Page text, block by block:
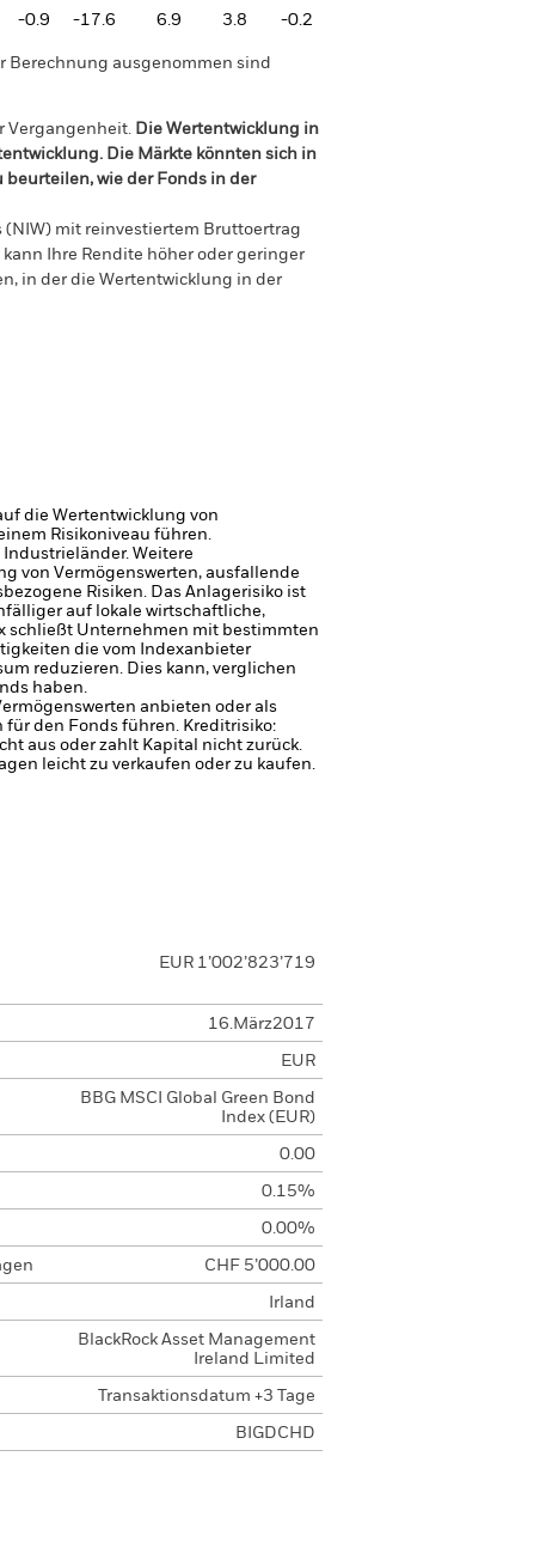
-0.9 -17.6 6.9 3.8 -0.2
Berechnung ausgenommen sind
Vergangenheit. Die Wertentwicklung in
Die Märkte könnten sich in
wie der Fonds in der
mit reinvestiertem Bruttoertrag
Ihre Rendite höher oder geringer
in der die Wertentwicklung in der
die Wertentwicklung von
Risikoniveau führen.
Weitere
von Vermögenswerten, ausfallende
Risiken. Das Anlagerisiko ist
auf lokale wirtschaftliche,
schließt Unternehmen mit bestimmten
die vom Indexanbieter
reduzieren. Dies kann, verglichen
haben.
anbieten oder als
für den Fonds führen. Kreditrisiko:
aus oder zahlt Kapital nicht zurück.
leicht zu verkaufen oder zu kaufen.
EUR 1’002’823’719
16.März2017
EUR
BBG MSCI Global Green Bond
Index (EUR)
0.00
0.15%
0.00%
CHF 5’000.00
Irland
BlackRock Asset Management
Ireland Limited
Transaktionsdatum +3 Tage
BIGDCHD